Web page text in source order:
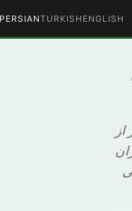
ENGLISH
TURKISH
PERSIAN
همراهش به استان خوزستان، ۶۰ نفر از